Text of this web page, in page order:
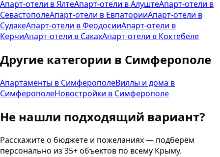
Апарт-отели вЯлтеАпарт-отели вАлуштеАпарт-отели в
СевастополеАпарт-отели в ЕвпаторииАпарт-отели в
СудакеАпарт-отели вФеодосииАпарт-отели в
КерчиАпарт-отели в СакахАпарт-отели в Коктебеле
Другие категории в Симферополе
Апартаменты в СимферополеВиллы и дома в
СимферополеНовостройки в Симферополе
Не нашли подходящий вариант?
Расскажите о бюджете и пожеланиях — подберём
персонально из 35+ объектов по всему Крыму.